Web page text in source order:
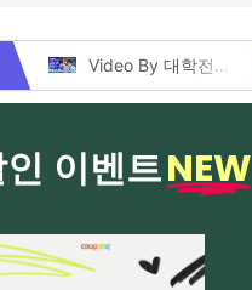
Video By 대학전쟁 시즌 3 전편 공개 완료!
이벤트NEW